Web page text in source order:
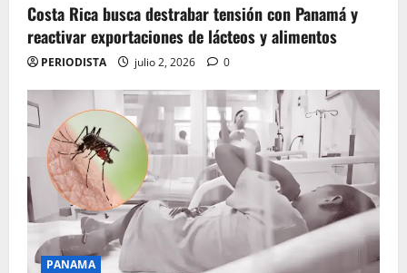
Costa Rica busca destrabar tensión con Panamá y
reactivar exportaciones de lácteos y alimentos
PERIODISTA julio 2, 2026 0
PANAMA